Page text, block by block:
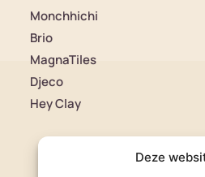
Deze
Monchhichi
Brio
MagnaTiles
Djeco
Hey Clay